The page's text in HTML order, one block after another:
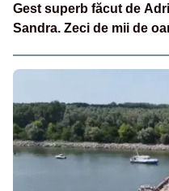
Gest superb făcut de
Sandra. Zeci de mii de